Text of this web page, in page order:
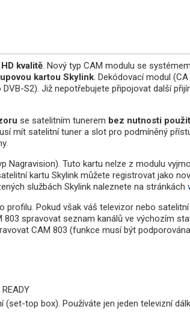
kvalitě. Nový typ CAM modulu se
kartou Skylink. Dekódovací modul
S2). Již nepotřebujete připojovat další
se satelitním tunerem bez nutnosti
mít satelitní tuner a slot pro podmíněný
Nagravision). Tuto kartu nelze z modulu
kartu Skylink můžete registrovat jako
službách Skylink naleznete na stránkách
Pokud však váš televizor nebo
spravovat seznam kanálů ve výchozím
CAM 803 (funkce musí být
top box). Používáte jen jeden televizní